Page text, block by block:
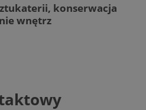
konserwacja
wnętrz